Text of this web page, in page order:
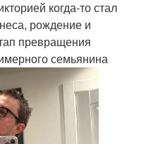
когда-то стал
рождение и
превращения
семьянина